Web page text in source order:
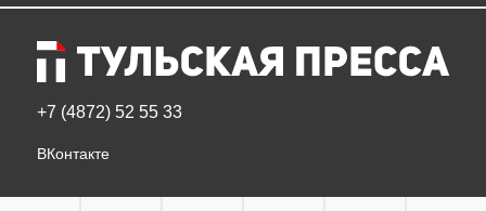
+7 (4872) 52 55 33
ВКонтакте